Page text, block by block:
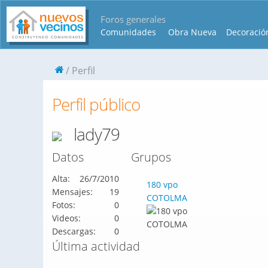
Foros generales
Comunidades Obra Nueva
Perfil
Perfil público
lady79
Datos
Alta:
26/7/2010
Mensajes:
19
Fotos:
0
Videos:
0
Descargas:
0
Grupos
180 vpo
COTOLMA
Última actividad